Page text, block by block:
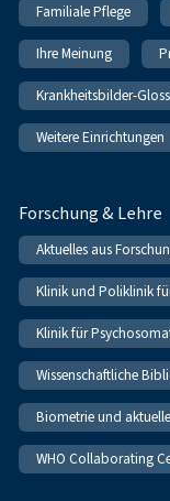
Familiale Pflege
Ihre Meinung
Krankheitsbilder-
Weitere Einrichtungen
Forschung & Lehre
Aktuelles aus
Klinik und Poliklinik
Klinik für
Wissenschaftliche
Biometrie und
WHO Collaborating